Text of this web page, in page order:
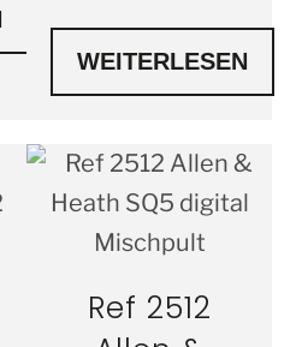
WEITERLESEN
Ref 2512